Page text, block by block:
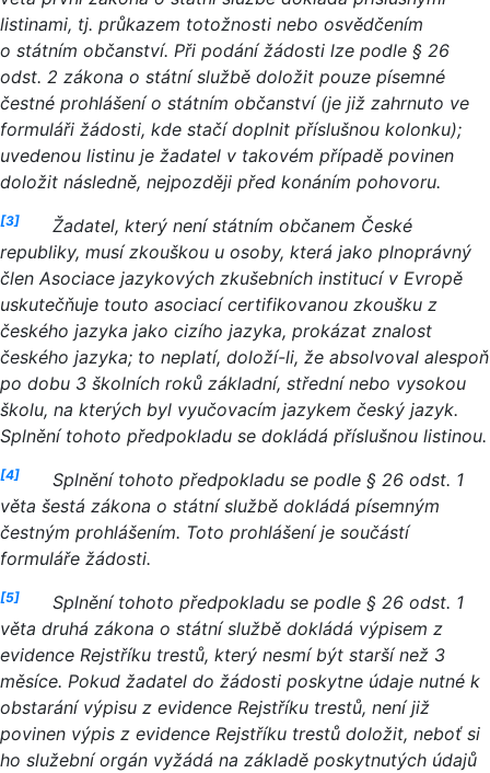
listinami, tj. průkazem totožnosti nebo osvědčením
o státním občanství. Při podání žádosti lze podle § 26
odst. 2 zákona o státní službě doložit pouze písemné
čestné prohlášení o státním občanství (je již zahrnuto ve
formuláři žádosti, kde stačí doplnit příslušnou kolonku);
uvedenou listinu je žadatel v takovém případě povinen
doložit následně, nejpozději před konáním pohovoru.
[3]
Žadatel, který není státním občanem České
republiky, musí zkouškou u osoby, která jako plnoprávný
člen Asociace jazykových zkušebních institucí v Evropě
uskutečňuje touto asociací certifikovanou zkoušku z
českého jazyka jako cizího jazyka, prokázat znalost
českého jazyka; to neplatí, doloží-li, že absolvoval alespoň
po dobu 3 školních roků základní, střední nebo vysokou
školu, na kterých byl vyučovacím jazykem český jazyk.
Splnění tohoto předpokladu se dokládá příslušnou listinou.
[4]
Splnění tohoto předpokladu se podle § 26 odst. 1
věta šestá zákona o státní službě dokládá písemným
čestným prohlášením. Toto prohlášení je součástí
formuláře žádosti.
[5]
Splnění tohoto předpokladu se podle § 26 odst. 1
věta druhá zákona o státní službě dokládá výpisem z
evidence Rejstříku trestů, který nesmí být starší než 3
měsíce. Pokud žadatel do žádosti poskytne údaje nutné k
obstarání výpisu z evidence Rejstříku trestů, není již
povinen výpis z evidence Rejstříku trestů doložit, neboť si
ho služební orgán vyžádá na základě poskytnutých údajů